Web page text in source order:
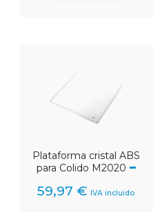
Plataforma cristal ABS
para Colido M2020
59,97 € IVA incluido